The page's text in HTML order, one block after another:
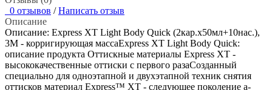
0 отзывов / Написать отзыв
Описание
Описание: Express XT Light Bodу Quick (2кар.х50мл+10нас.),
3М - корригирующая массаExpress XT Light Body Quick:
описание продукта Оттискные материалы Express XT -
высококачественные оттиски с первого разаСозданный
специально для одноэтапной и двухэтапной техник снятия
оттисков материал Express™ XT - следующее поколение а-